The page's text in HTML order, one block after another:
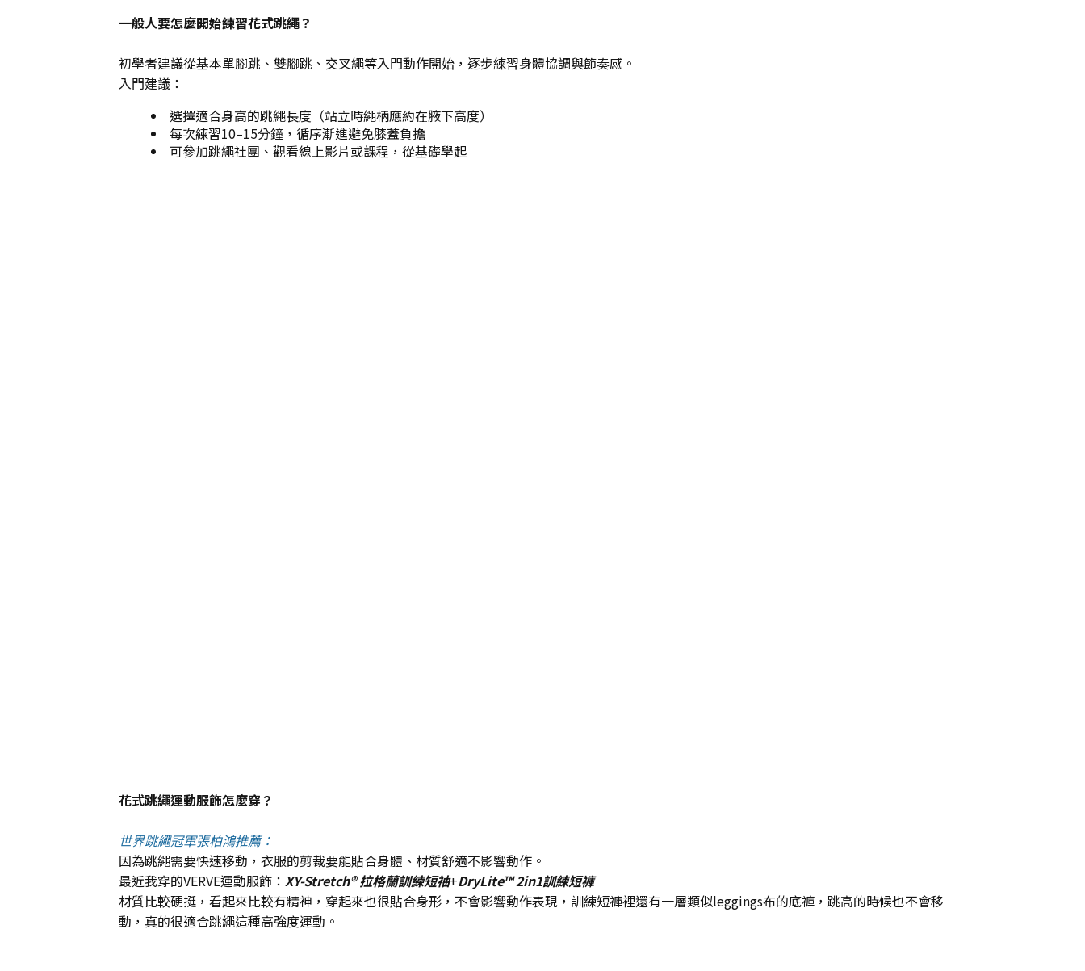
一般人要怎麼開始練習花式跳繩？
初學者建議從基本單腳跳、雙腳跳、交叉繩等入門動作開始，逐步練習身體協調與節奏感。
入門建議：
選擇適合身高的跳繩長度（站立時繩柄應約在腋下高度）
每次練習10–15分鐘，循序漸進避免膝蓋負擔
可參加跳繩社團、觀看線上影片或課程，從基礎學起
花式跳繩運動服飾怎麼穿？
世界跳繩冠軍張柏鴻推薦：
因為跳繩需要快速移動，衣服的剪裁要能貼合身體、材質舒適不影響動作。
最近我穿的VERVE運動服飾： XY-Stretch® 拉格蘭訓練短袖+DryLite™ 2in1訓練短褲
材質比較硬挺，看起來比較有精神，穿起來也很貼合身形，不會影響動作表現，訓練短褲裡還有一層類似leggings布的底褲，跳高的時候也不會移
動，真的很適合跳繩這種高強度運動。